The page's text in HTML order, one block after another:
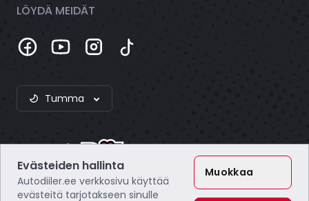
LÖYDÄ MEIDÄT
Tumma
Webzero OÜ
Evästeiden hallinta
Autodiiler.ee verkkosivu käyttää
evästeitä tarjotakseen sinulle
Muokkaa